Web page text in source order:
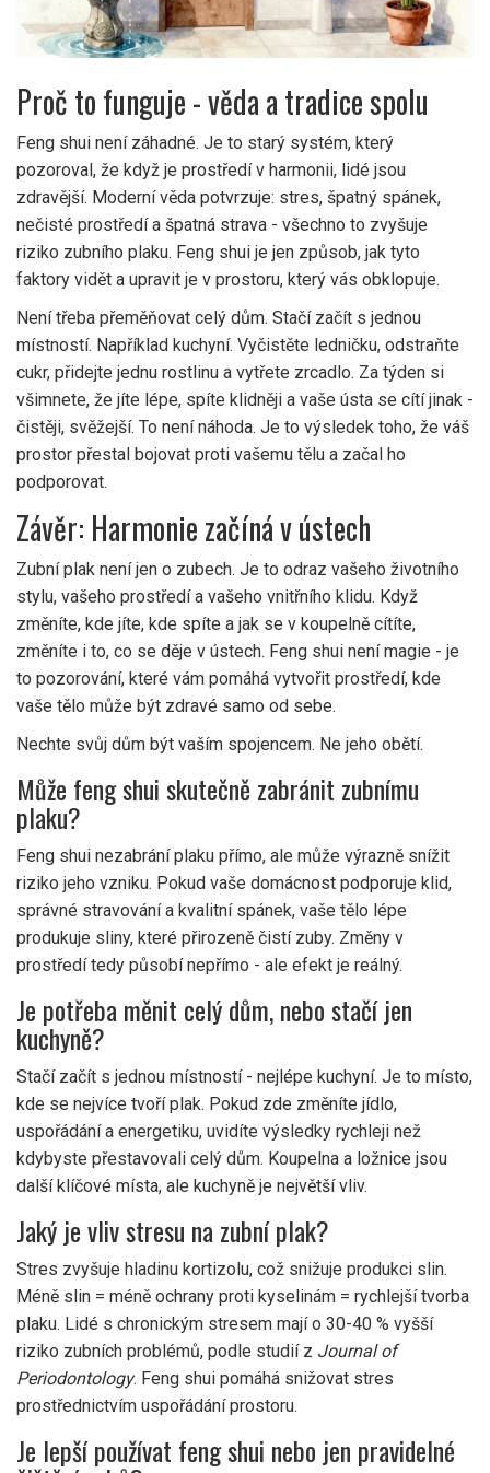
Proč to funguje - věda a tradice spolu
Feng shui není záhadné. Je to starý systém, který
pozoroval, že když je prostředí v harmonii, lidé jsou
zdravější. Moderní věda potvrzuje: stres, špatný spánek,
nečisté prostředí a špatná strava - všechno to zvyšuje
riziko zubního plaku. Feng shui je jen způsob, jak tyto
faktory vidět a upravit je v prostoru, který vás obklopuje.
Není třeba přeměňovat celý dům. Stačí začít s jednou
místností. Například kuchyní. Vyčistěte ledničku, odstraňte
cukr, přidejte jednu rostlinu a vytřete zrcadlo. Za týden si
všimnete, že jíte lépe, spíte klidněji a vaše ústa se cítí jinak -
čistěji, svěžejší. To není náhoda. Je to výsledek toho, že váš
prostor přestal bojovat proti vašemu tělu a začal ho
podporovat.
Závěr: Harmonie začíná v ústech
Zubní plak není jen o zubech. Je to odraz vašeho životního
stylu, vašeho prostředí a vašeho vnitřního klidu. Když
změníte, kde jíte, kde spíte a jak se v koupelně cítíte,
změníte i to, co se děje v ústech. Feng shui není magie - je
to pozorování, které vám pomáhá vytvořit prostředí, kde
vaše tělo může být zdravé samo od sebe.
Nechte svůj dům být vaším spojencem. Ne jeho obětí.
Může feng shui skutečně zabránit zubnímu
plaku?
Feng shui nezabrání plaku přímo, ale může výrazně snížit
riziko jeho vzniku. Pokud vaše domácnost podporuje klid,
správné stravování a kvalitní spánek, vaše tělo lépe
produkuje sliny, které přirozeně čistí zuby. Změny v
prostředí tedy působí nepřímo - ale efekt je reálný.
Je potřeba měnit celý dům, nebo stačí jen
kuchyně?
Stačí začít s jednou místností - nejlépe kuchyní. Je to místo,
kde se nejvíce tvoří plak. Pokud zde změníte jídlo,
uspořádání a energetiku, uvidíte výsledky rychleji než
kdybyste přestavovali celý dům. Koupelna a ložnice jsou
další klíčové místa, ale kuchyně je největší vliv.
Jaký je vliv stresu na zubní plak?
Stres zvyšuje hladinu kortizolu, což snižuje produkci slin.
Méně slin = méně ochrany proti kyselinám = rychlejší tvorba
plaku. Lidé s chronickým stresem mají o 30-40 % vyšší
riziko zubních problémů, podle studií z Journal of
Periodontology. Feng shui pomáhá snižovat stres
prostřednictvím uspořádání prostoru.
Je lepší používat feng shui nebo jen pravidelné